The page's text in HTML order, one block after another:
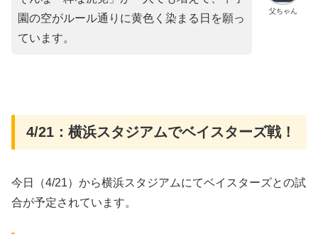
父ちゃん
園の空がルール通りに黄色く染まる日を願っ
ています。
4/21：横浜スタジアムでベイスターズ戦！
今日（4/21）から横浜スタジアムにてベイスターズとの試
合が予定されています。